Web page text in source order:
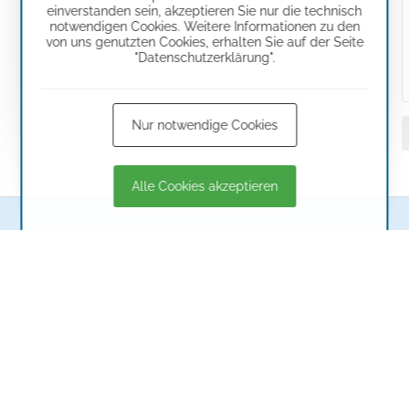
einverstanden sein, akzeptieren Sie nur die technisch
notwendigen Cookies. Weitere Informationen zu den
von uns genutzten Cookies, erhalten Sie auf der Seite
"Datenschutzerklärung".
Nur notwendige Cookies
Alle Cookies akzeptieren